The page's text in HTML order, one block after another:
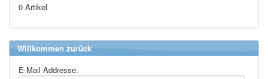
0 Artikel
Willkommen zurück
E-Mail Addresse: